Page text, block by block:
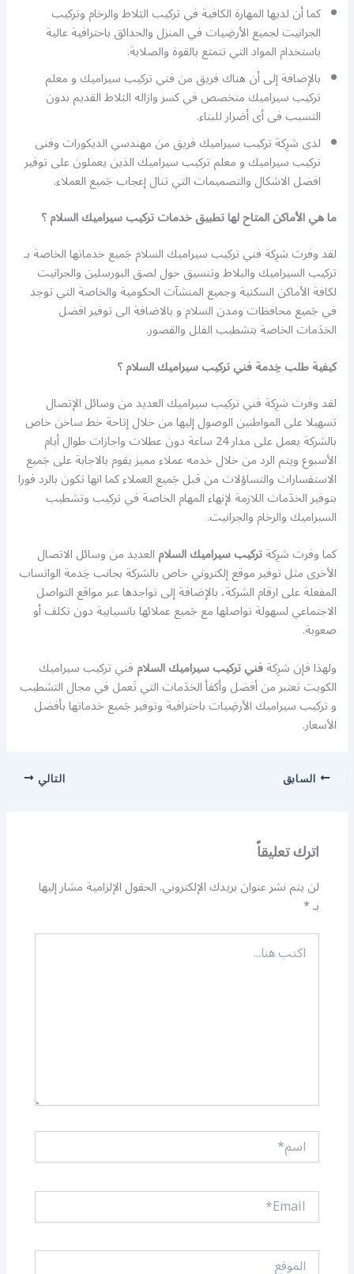
كما أن لديها المهارة الكافية في تركيب البَلاط والرخام وتركيب
الجرانيت لجميع الأرضِيات في المنزل والحدائق باحترافية عالية
باستخدام المواد التي تتمتع بالقوة والصلابة.
بالإضافة إلى أن هناك فريق من فني تركيب سيراميك و معلم
تركيب سيراميك متخصص في كسر وازاله البَلاط القديم بدون
التسبب فى أى أضرار للبناء.
لدى شرِكة تركيب سيراميك فريق من مهندسي الديكورات وفنى
تركيب سيراميك و معلم تركيب سيراميك الذين يعملون على توفير
افضل الاشكال والتصميمات التي تنال إعجاب جَميع العملاء.
ما هي الأماكن المتاح لها تطبيق خدمات تركيب سيراميك السلام ؟
لقد وفرت شرِكة فني تركيب سيراميك السلام جَميع خدماتها الخاصة بـ
تركيب السيراميك والبلاط وتنسيق حول لصق البورسلين والجرانيت
لكافة الأماكن السكنية وجميع المنشآت الحكومية والخاصة التي توجد
في جَميع محافظات ومدن السلام و بالاضافة الى توفير افضل
الخدَمات الخاصة بتشطيب الفلل والقصور.
كيفية طلب خِدمة فني تركيب سيراميك السلام ؟
لقد وفرت شرِكة فني تركيب سيراميك العديد من وسائل الإتصال
تسهيلا على المواطنين الوصول إليها من خلال إتاحة خط ساخن خاص
بالشركة يعمل على مدار 24 ساعة دون عطلات واجازات طوال أيام
الأسبوع ويتم الرد من خلال خدمه عملاء مميز يقوم بالاجابة على جَميع
الاستفسارات والتساؤلات من قبل جَميع العملاء كما انها تكون بالرد فورا
بتوفير الخدَمات اللازمة لإنهاء المهام الخاصة في تركيب وتشطيب
السيراميك والرخام والجرانيت.
كما وفرت شرِكةتركيب سيراميك السلامالعديد من وسائل الاتصال
الأخرى مثل توفير موقع إلكتروني خاص بالشركة بجانب خِدمة الواتساب
المفعلة على ارقام الشركة، بالإضافة إلى تواجدها عبر مواقع التواصل
الاجتماعي لسهولة تواصلها مع جَميع عملائها بانسيابية دون تكلف أو
صعوبة.
ولهذا فإن شرِكةفني تركيب سيراميك السلامفني تركيب سيراميك
الكويت تعتبر من أفضل وأكفأ الخدَمات التي تَعمل في مجال التشطيب
و تركيب سيراميك الأرضِيات باحترافية وتوفير جَميع خدماتها بأفضل
الأسعار.
السابق التالي
اترك تعليقاً
لن يتم نشر عنوان بريدك الإلكتروني.الحقول الإلزامية مشار إليها
بـ*
اكتب
هنا...
اسم*
Email*
الموقع